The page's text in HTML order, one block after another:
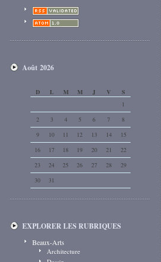
Août 2026
D L M M J V
S
1
2
3 4 5 6 7
8
9
10 11 12 13 14
15
16
17 18 19 20 21
22
23
24 25 26 27 28
29
30
31
EXPLORER LES RUBRIQUES
Beaux-Arts
Architecture